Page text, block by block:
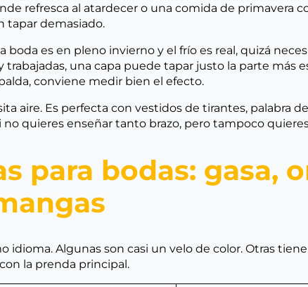
refresca al atardecer o una comida de primavera
tapar demasiado.
boda es en pleno invierno y el frío es real, quizá
una capa puede tapar justo la parte más
conviene medir bien el efecto.
aire. Es perfecta con vestidos de tirantes, palabra
no quieres enseñar tanto brazo, pero tampoco
para bodas: gasa,
idioma. Algunas son casi un velo de color. Otras
la prenda principal.